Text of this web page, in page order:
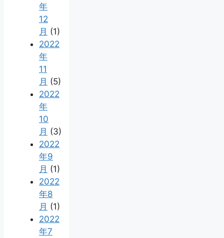
年
12
月 (1)
2022
年
11
月 (5)
2022
年
10
月 (3)
2022
年9
月 (1)
2022
年8
月 (1)
2022
年7